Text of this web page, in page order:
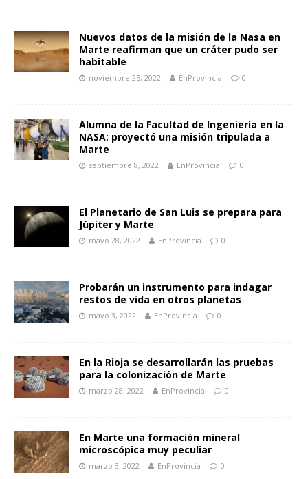
Nuevos datos de la misión de la Nasa en
Marte reafirman que un cráter pudo ser
habitable
noviembre 25, 2022 EnProvincia 0
Alumna de la Facultad de Ingeniería en la
NASA: proyectó una misión tripulada a
Marte
septiembre 8, 2022 EnProvincia 0
El Planetario de San Luis se prepara para
Júpiter y Marte
mayo 28, 2022 EnProvincia 0
Probarán un instrumento para indagar
restos de vida en otros planetas
mayo 3, 2022 EnProvincia 0
En la Rioja se desarrollarán las pruebas
para la colonización de Marte
marzo 28, 2022 EnProvincia 0
En Marte una formación mineral
microscópica muy peculiar
marzo 3, 2022 EnProvincia 0